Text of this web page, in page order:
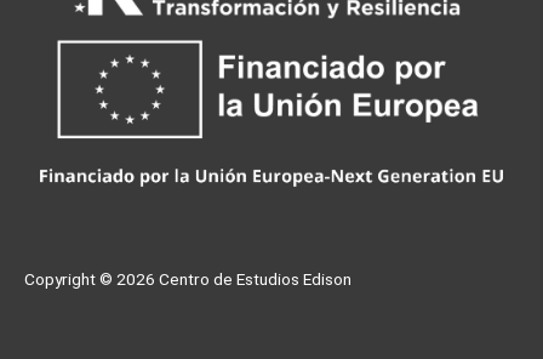
Copyright © 2026 Centro de Estudios Edison